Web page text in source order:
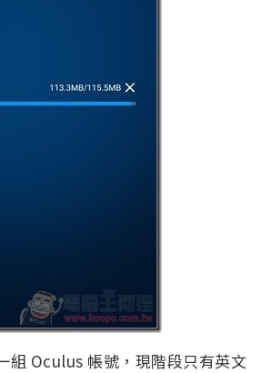
組 Oculus 帳號，現階段只有英文